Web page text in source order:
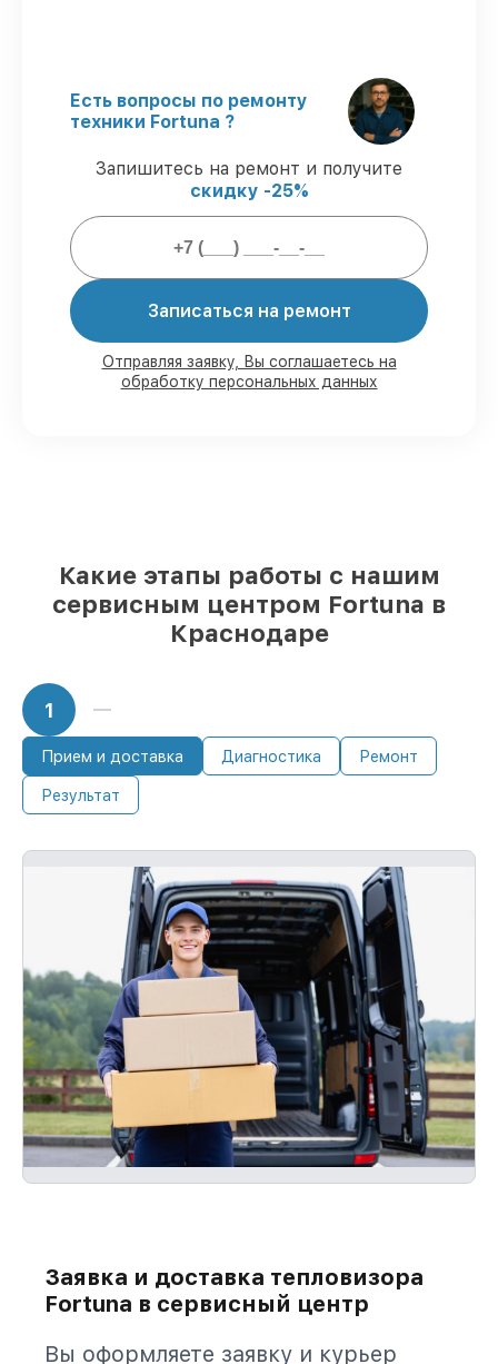
Официальная гарантия
– на все виды
работ и комплектующие для
тепловизоров Fortuna предоставляется
гарантия до 3-х лет.
Мы гарантируем:
заказов по ремонту исполняются в
присутствии клиента
90%
складе в Краснодаре, остальные
доставляются быстро
Есть вопросы по ремонту
техники Fortuna ?
Запишитесь на ремонт и получите
скидку -25%
Записаться на ремонт
Отправляя заявку, Вы соглашаетесь на
обработку персональных данных
Какие этапы работы с нашим
сервисным центром Fortuna в
Краснодаре
1
Прием и доставка Диагностика Ремонт
Результат
Заявка и доставка тепловизора
Fortuna в сервисный центр
Вы оформляете заявку и курьер